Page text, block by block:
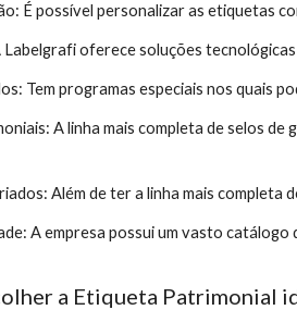
É possível personalizar as etiquetas
Labelgrafi oferece soluções
Tem programas especiais nos quais
A linha mais completa de selos
Além de ter a linha mais
A empresa possui um vasto
a Etiqueta Patrimonial